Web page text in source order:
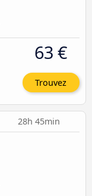
63 €
Trouvez
28h 45min